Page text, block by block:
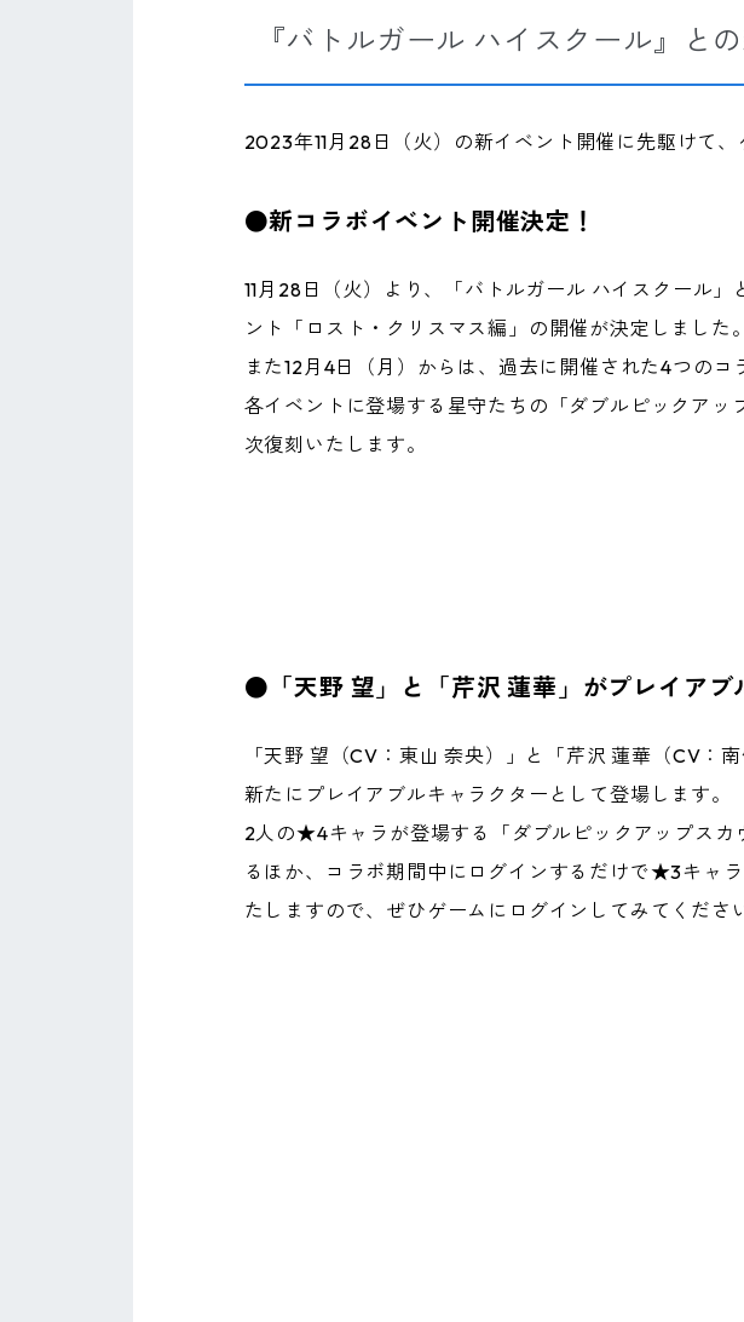
『バトルガール ハイスクール』と
2023年11月28日（火）の新イベント開催に先駆けて
●新コラボイベント開催決定！
11月28日（火）より、「バトルガール ハイスクール」
ント「ロスト・クリスマス編」の開催が決定しました。
また12月4日（月）からは、過去に開催された4つのコ
各イベントに登場する星守たちの「ダブルピックアッ
次復刻いたします。
●「天野 望」と「芹沢 蓮華」がプレイアブ
「天野 望（CV：東山 奈央）」と「芹沢 蓮華（CV：南
新たにプレイアブルキャラクターとして登場します。
2人の★4キャラが登場する「ダブルピックアップスカ
るほか、コラボ期間中にログインするだけで★3キャ
たしますので、ぜひゲームにログインしてみてくださ